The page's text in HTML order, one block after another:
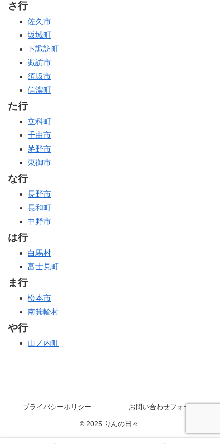
さ行
佐久市
坂城町
下諏訪町
諏訪市
須坂市
信濃町
た行
立科町
千曲市
茅野市
東御市
な行
長野市
長和町
中野市
は行
白馬村
富士見町
ま行
松本市
南箕輪村
や行
山ノ内町
プライバシーポリシー お問い合わせフォーム
© 2025 りんの日々.